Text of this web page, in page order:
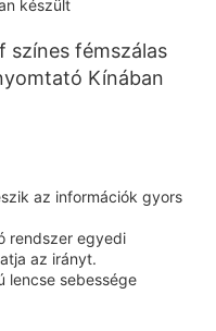
az információk gyors
rendszer egyedi
az irányt.
lencse sebessége